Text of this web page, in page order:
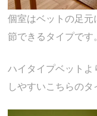
個室はベットの足
節できるタイプで
ハイタイプベット
しやすいこちらのタ